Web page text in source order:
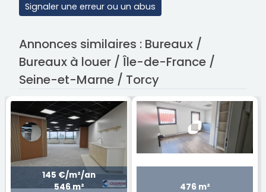
Signaler une erreur ou un abus
Annonces similaires : Bureaux /
Bureaux à louer / Île-de-France /
Seine-et-Marne / Torcy
145 €/m²/an
546 m²
476 m²